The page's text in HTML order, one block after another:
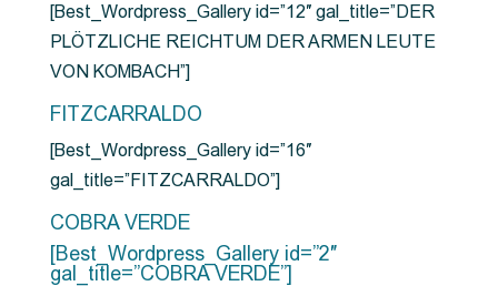
[Best_Wordpress_Gallery id=”12″ gal_title=”DER
PLÖTZLICHE REICHTUM DER ARMEN LEUTE
VON KOMBACH”]
FITZCARRALDO
[Best_Wordpress_Gallery id=”16″
gal_title=”FITZCARRALDO”]
COBRA VERDE
[Best_Wordpress_Gallery id=”2″
gal_title=”COBRA VERDE”]